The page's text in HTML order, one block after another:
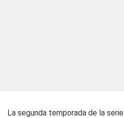
La segunda temporada de la serie